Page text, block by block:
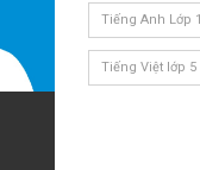
Tiếng Anh Lớp 1
Tiếng Việt lớp 5